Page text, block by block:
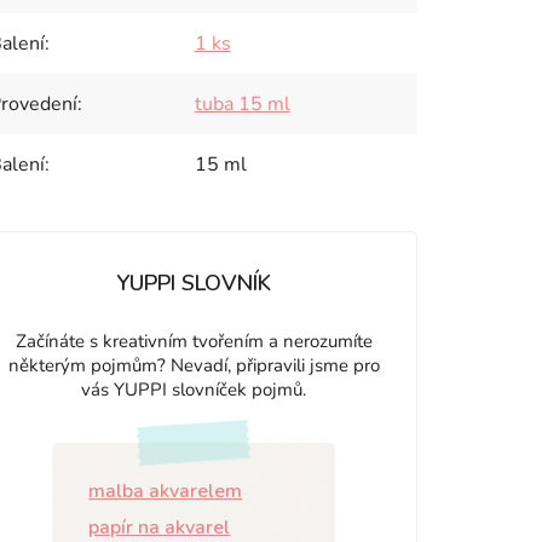
: 1 ks
: tuba 15 ml
: 15 ml
YUPPI SLOVNÍK
Začínáte s kreativním tvořením a nerozumíte
některým pojmům? Nevadí, připravili jsme pro
vás YUPPI slovníček pojmů.
malba akvarelem
papír na akvarel